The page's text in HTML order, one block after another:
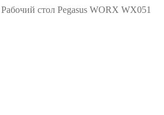
Рабочий стол Pegasus WORX WX051